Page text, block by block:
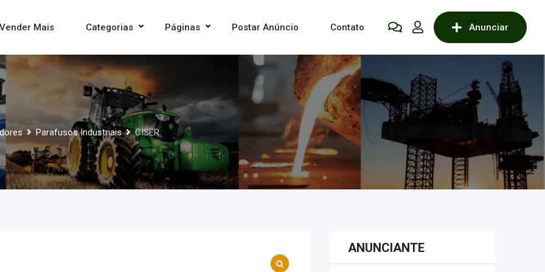
Anunciar
Mais Categorias Páginas Postar Anúncio Contato
Parafusos Industriais CISER
ANUNCIANTE